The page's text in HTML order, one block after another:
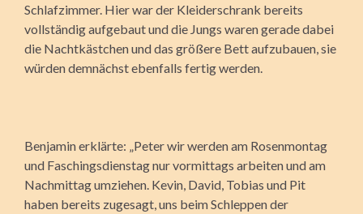
Schlafzimmer. Hier war der Kleiderschrank bereits
vollständig aufgebaut und die Jungs waren gerade dabei
die Nachtkästchen und das größere Bett aufzubauen, sie
würden demnächst ebenfalls fertig werden.
Benjamin erklärte: „Peter wir werden am Rosenmontag
und Faschingsdienstag nur vormittags arbeiten und am
Nachmittag umziehen. Kevin, David, Tobias und Pit
haben bereits zugesagt, uns beim Schleppen der